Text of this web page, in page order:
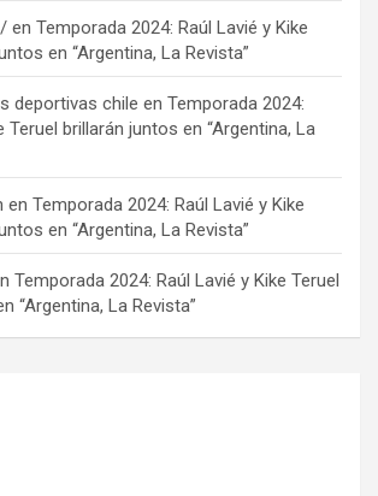
en Temporada 2024: Raúl Lavié y Kike
en “Argentina, La Revista”
deportivas chile en Temporada 2024:
Teruel brillarán juntos en “Argentina, La
en Temporada 2024: Raúl Lavié y Kike
en “Argentina, La Revista”
Temporada 2024: Raúl Lavié y Kike Teruel
“Argentina, La Revista”